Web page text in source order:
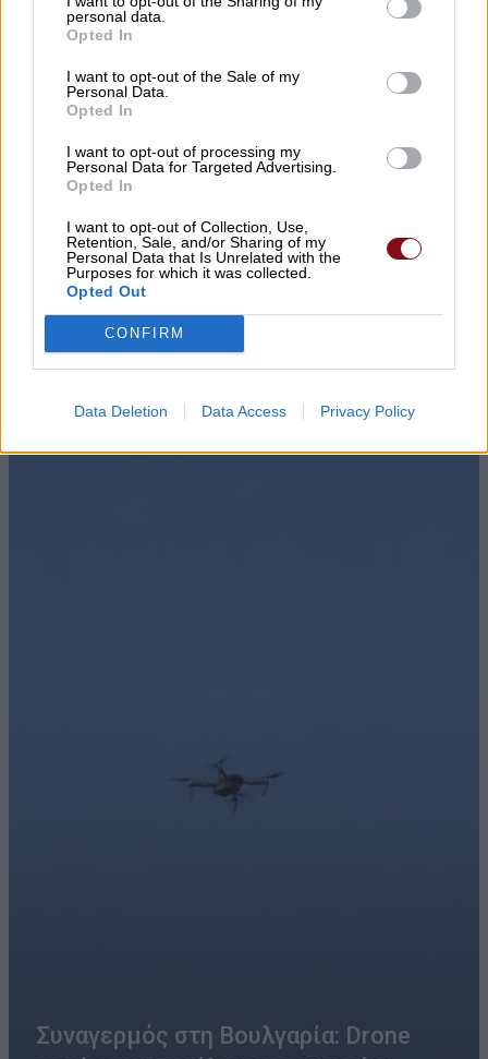
personal data.
Opted In
I want to opt-out of the Sale of my
Personal Data.
Opted In
I want to opt-out of processing my
Personal Data for Targeted Advertising.
Opted In
I want to opt-out of Collection, Use,
Retention, Sale, and/or Sharing of my
Personal Data that Is Unrelated with the
Purposes for which it was collected.
Opted Out
CONFIRM
Data Deletion Data Access Privacy Policy
▌ΤΕΛΕΥΤΑΙΑ ΝΕΑ
Συναγερμός στη Βουλγαρία: Drone